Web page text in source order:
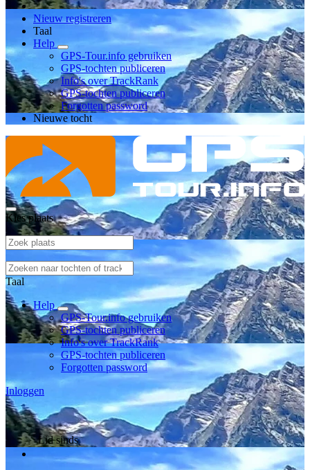
Nieuw registreren
Taal
Help
GPS-Tour.info gebruiken
GPS-tochten publiceren
Info's over TrackRank
GPS-tochten publiceren
Forgotten password
Nieuwe tocht
Kies plaats
Taal
Help
GPS-Tour.info gebruiken
GPS-tochten publiceren
Info's over TrackRank
GPS-tochten publiceren
Forgotten password
Inloggen
Lid sinds